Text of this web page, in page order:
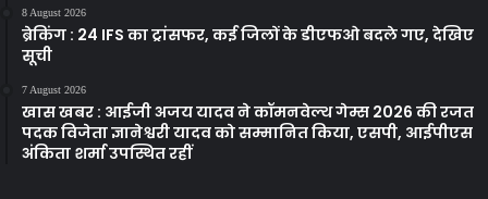
8 August 2026
ब्रेकिंग : 24 IFS का ट्रांसफर, कई जिलों के डीएफओ बदले गए, देखिए
सूची
7 August 2026
खास खबर : आईजी अजय यादव ने कॉमनवेल्थ गेम्स 2026 की रजत
पदक विजेता ज्ञानेश्वरी यादव को सम्मानित किया, एसपी, आईपीएस
अंकिता शर्मा उपस्थित रहीं